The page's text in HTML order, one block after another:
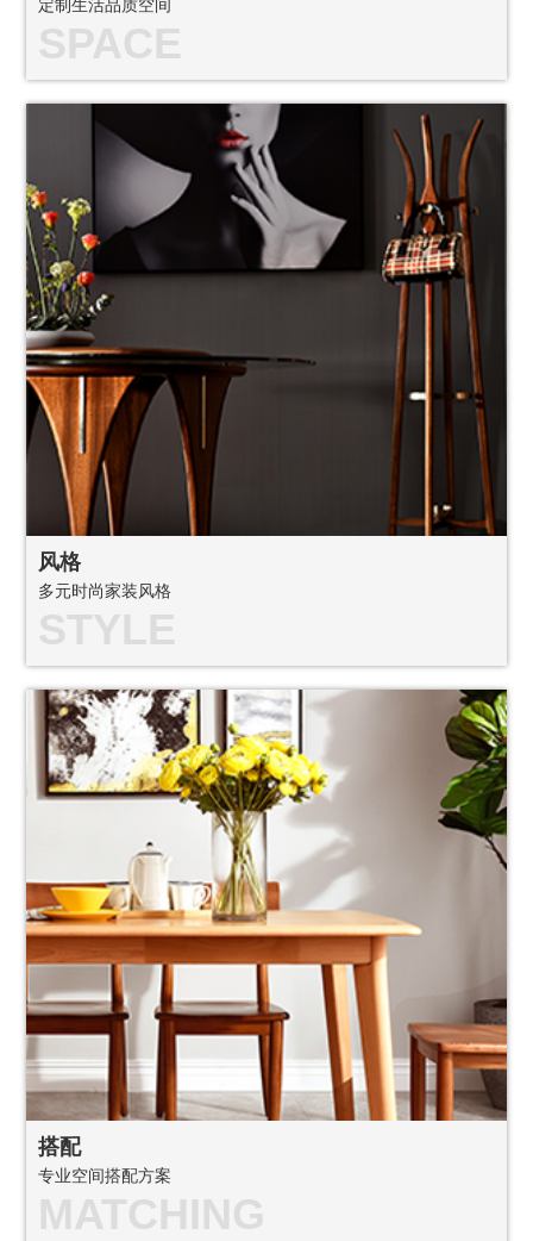
定制生活品质空间
SPACE
风格
多元时尚家装风格
STYLE
搭配
专业空间搭配方案
MATCHING